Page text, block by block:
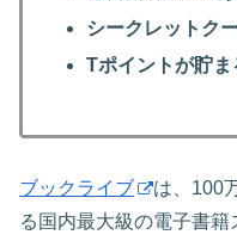
シークレットク
Tポイントが貯ま
ブックライブ
は、100
る国内最大級の電子書籍